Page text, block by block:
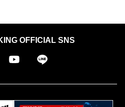
OFFICIAL SNS